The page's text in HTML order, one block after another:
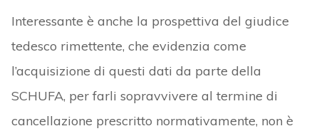
Interessante è anche la prospettiva del giudice
tedesco rimettente, che evidenzia come
l’acquisizione di questi dati da parte della
SCHUFA, per farli sopravvivere al termine di
cancellazione prescritto normativamente, non è